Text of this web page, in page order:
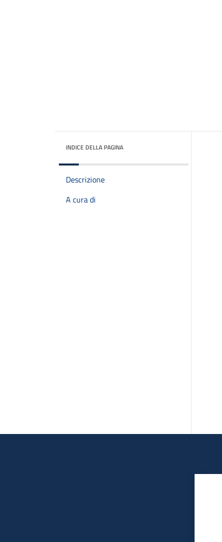
INDICE DELLA PAGINA
Descrizione
A cura di